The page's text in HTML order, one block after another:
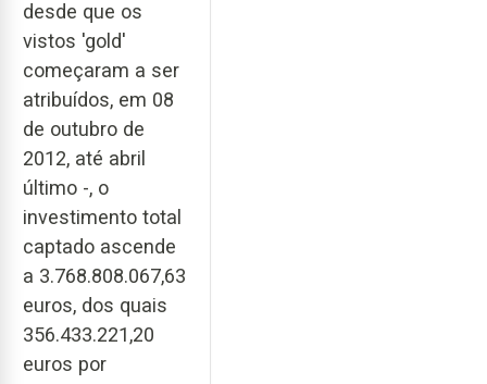
desde que os
vistos 'gold'
começaram a ser
atribuídos, em 08
de outubro de
2012, até abril
último -, o
investimento total
captado ascende
a 3.768.808.067,63
euros, dos quais
356.433.221,20
euros por